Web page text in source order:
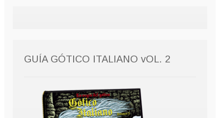
GUÍA GÓTICO ITALIANO vOL. 2